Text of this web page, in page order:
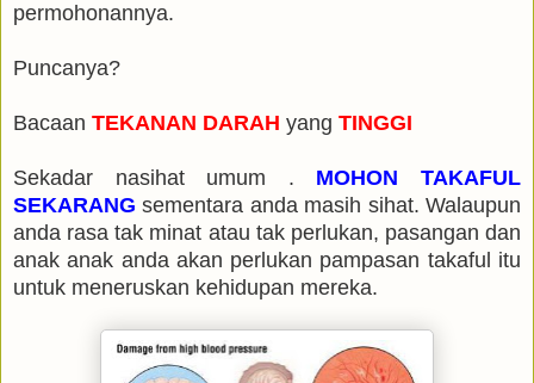
permohonannya.
Puncanya?
Bacaan TEKANAN DARAH yang TINGGI
Sekadar nasihat umum . MOHON TAKAFUL
SEKARANG sementara anda masih sihat. Walaupun
anda rasa tak minat atau tak perlukan, pasangan dan
anak anak anda akan perlukan pampasan takaful itu
untuk meneruskan kehidupan mereka.